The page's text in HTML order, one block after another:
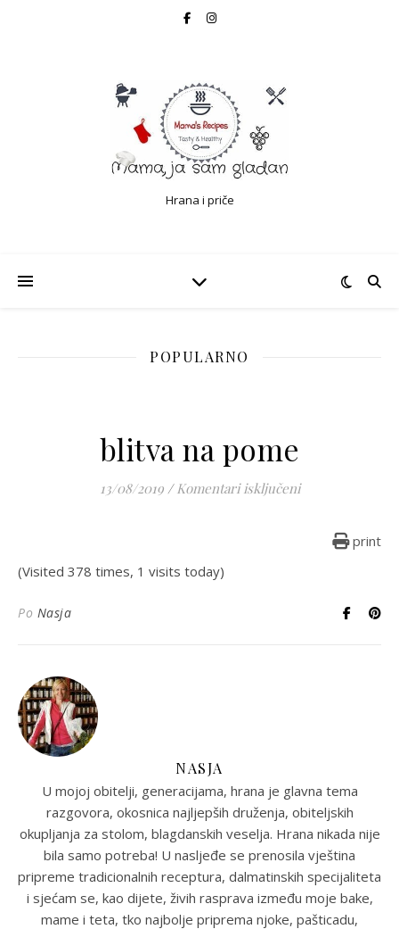
Hrana i priče
POPULARNO
blitva na pome
13/08/2019 / Komentari isključeniza blitva na
print
(Visited 378 times, 1 visits today)
Po Nasja
NASJA
U mojoj obitelji, generacijama, hrana je glavna tema
razgovora, okosnica najljepših druženja, obiteljskih
okupljanja za stolom, blagdanskih veselja. Hrana nikada nije
bila samo potreba! U nasljeđe se prenosila vještina
pripreme tradicionalnih receptura, dalmatinskih specijaliteta
i sjećam se, kao dijete, živih rasprava između moje bake,
mame i teta, tko najbolje priprema njoke, pašticadu,